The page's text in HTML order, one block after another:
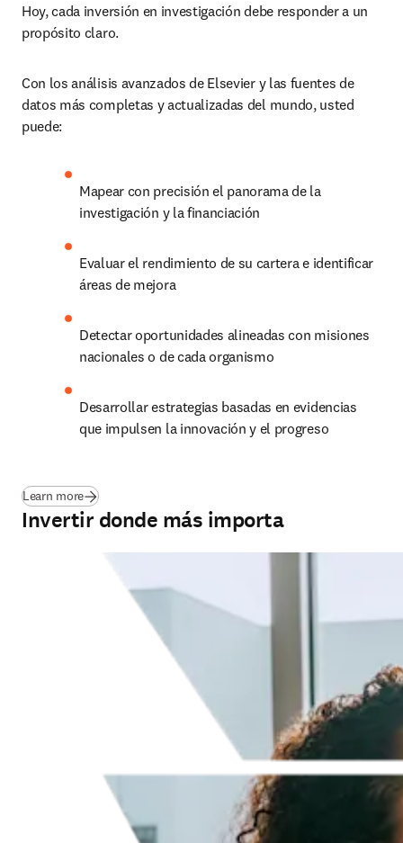
Hoy, cada inversión en investigación debe responder a un
propósito claro.
Con los análisis avanzados de Elsevier y las fuentes de
datos más completas y actualizadas del mundo, usted
puede:
Mapear con precisión el panorama de la
investigación y la financiación
Evaluar el rendimiento de su cartera e identificar
áreas de mejora
Detectar oportunidades alineadas con misiones
nacionales o de cada organismo
Desarrollar estrategias basadas en evidencias
que impulsen la innovación y el progreso
Learn more(se abre en una nueva pestaña/ventana
Invertir donde más importa